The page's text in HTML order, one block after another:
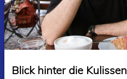
Blick hinter die Kulissen